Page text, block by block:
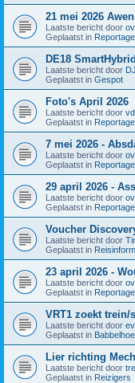
21 mei 2026
Laatste bericht door
Geplaatst in
DE18 SmartHybrid
Laatste bericht door
Geplaatst in Gespot
Foto's April 2026
Laatste bericht door
Geplaatst in
7 mei 2026 -
Laatste bericht door
Geplaatst in
29 april 2026 -
Laatste bericht door
Geplaatst in
Voucher
Laatste bericht door
Geplaatst in
23 april 2026 -
Laatste bericht door
Geplaatst in
VRT1 zoekt trein/
Laatste bericht door
Geplaatst in
Lier richting
Laatste bericht door
Geplaatst in Reizigers